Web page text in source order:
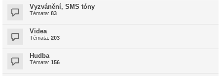
Vyzvánění, SMS tóny
Témata: 83
Videa
Témata: 203
Hudba
Témata: 156